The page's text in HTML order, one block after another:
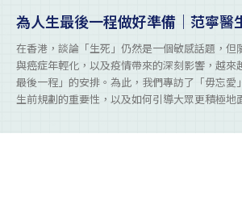
為人生最後一程做好準備｜范寧醫
在香港，談論「生死」仍然是一個敏感話題，但
與癌症年輕化，以及疫情帶來的深刻影響，越來
最後一程」的安排。為此，我們專訪了「毋忘愛
生前規劃的重要性，以及如何引導大眾更積極地